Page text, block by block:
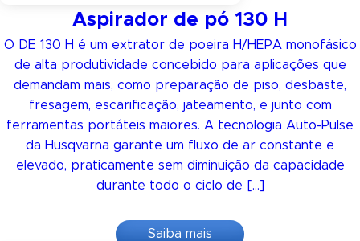
Aspirador de pó 130 H
O DE 130 H é um extrator de poeira H/HEPA monofásico
de alta produtividade concebido para aplicações que
demandam mais, como preparação de piso, desbaste,
fresagem, escarificação, jateamento, e junto com
ferramentas portáteis maiores. A tecnologia Auto-Pulse
da Husqvarna garante um fluxo de ar constante e
elevado, praticamente sem diminuição da capacidade
durante todo o ciclo de […]
Saiba mais